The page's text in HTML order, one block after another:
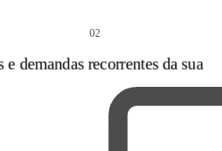
demandas recorrentes da sua
02